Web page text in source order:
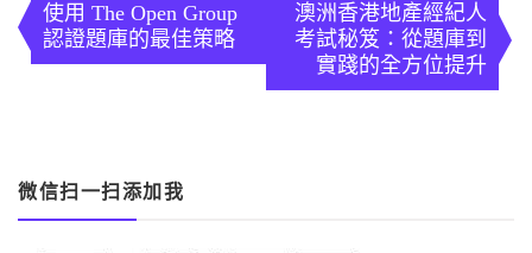
章
導
使用 The Open Group
認證題庫的最佳策略
澳洲香港地產經紀人
考試秘笈：從題庫到
實踐的全方位提升
微信扫一扫添加我